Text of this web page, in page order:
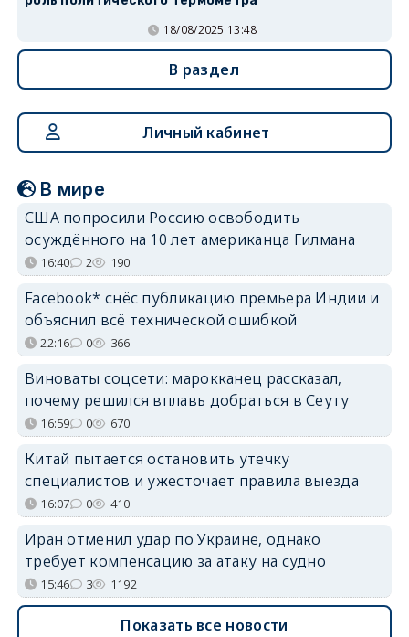
18/08/2025 13:48
В раздел
Личный кабинет
В мире
США попросили Россию освободить
осуждённого на 10 лет американца Гилмана
16:40 2 190
Facebook* снёс публикацию премьера Индии и
объяснил всё технической ошибкой
22:16 0 366
Виноваты соцсети: марокканец рассказал,
почему решился вплавь добраться в Сеуту
16:59 0 670
Китай пытается остановить утечку
специалистов и ужесточает правила выезда
16:07 0 410
Иран отменил удар по Украине, однако
требует компенсацию за атаку на судно
15:46 3 1192
Показать все новости